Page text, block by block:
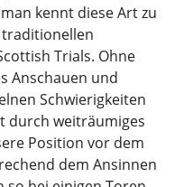
kennt diese Art zu
traditionellen
Trials. Ohne
Anschauen und
Schwierigkeiten
durch weiträumiges
Position vor dem
dem Ansinnen